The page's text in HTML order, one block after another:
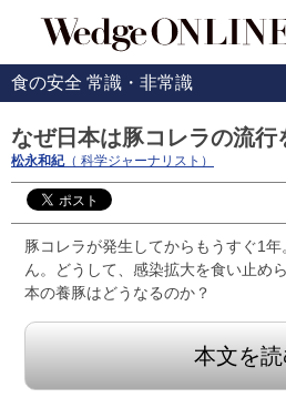
食の安全 常識・非常識
なぜ日本は豚コレラの流
松永和紀（ 科学ジャーナリスト）
豚コレラが発生してからもうすぐ1
ん。どうして、感染拡大を食い止め
本の養豚はどうなるのか？
本文を